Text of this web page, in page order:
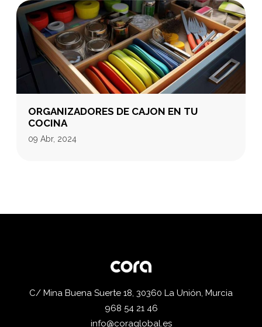
ORGANIZADORES DE CAJON EN TU
COCINA
09 Abr, 2024
C/ Mina Buena Suerte 18, 30360 La Unión, Murcia
968 54 21 46
info@coraglobal.es